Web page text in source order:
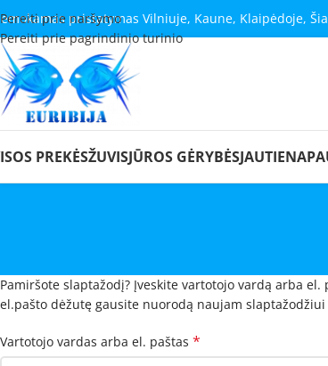
Pereiti prie naršymo
Pereiti prie pagrindinio turinio
pristatymas Vilniuje, Kaune, Klaipėdoje,
PREKĖSŽUVISJŪROS GĖRYBĖSJAUTIENA
Pamiršote slaptažodį? Įveskite vartotojo vardą arba el.
el.pašto dėžutę gausite nuorodą naujam
Vartotojo vardas arba el. paštas *